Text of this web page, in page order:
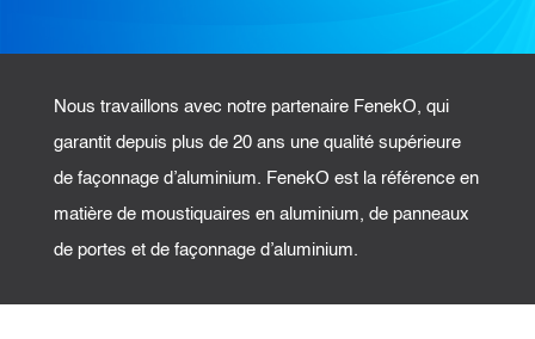
Nous travaillons avec notre partenaire FenekO, qui
garantit depuis plus de 20 ans une qualité supérieure
de façonnage d’aluminium. FenekO est la référence en
matière de moustiquaires en aluminium, de panneaux
de portes et de façonnage d’aluminium.